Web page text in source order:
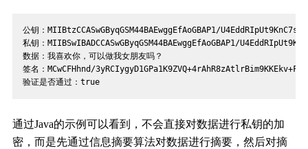
公钥：MIIBtzCCASwGByqGSM44BAEwggEfAoGBAP1/
私钥：MIIBSwIBADCCASwGByqGSM44BAEwggEfAoGBAP1/
数据：我喜欢你，可以做我女朋友吗？
签名：MCwCFHhnd/
验证是否通过：true
通过Java的示例可以看到，不会直接对数据进行私钥的加
密，而是先通过信息摘要算法对数据进行摘要，然后对摘